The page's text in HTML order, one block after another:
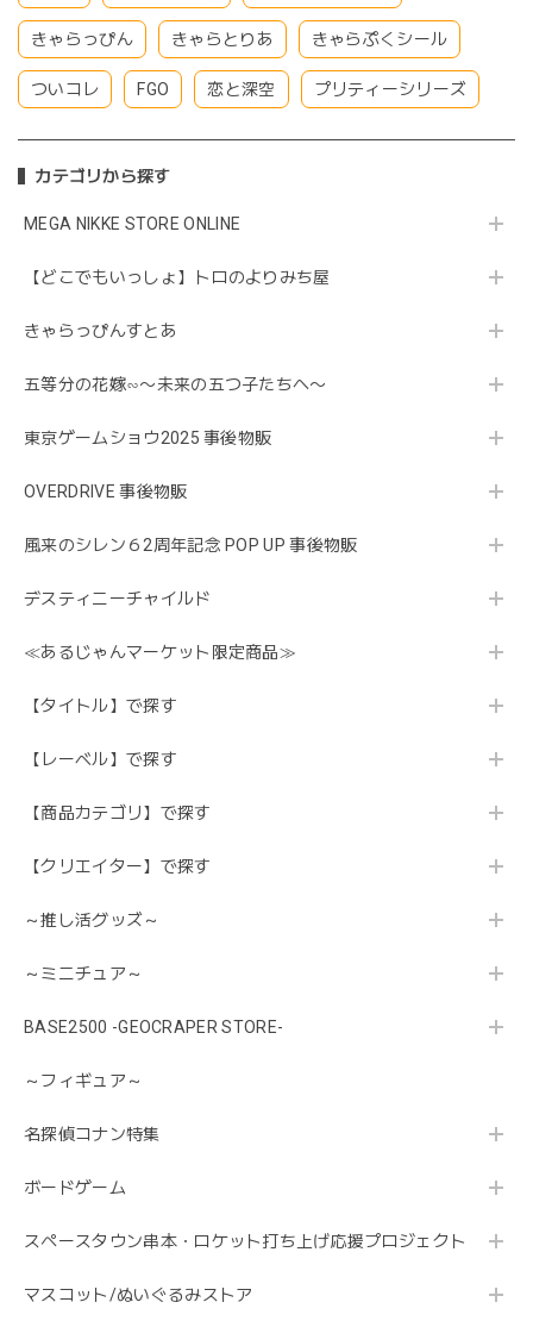
きゃらっぴん きゃらとりあ きゃらぷくシール
ついコレ FGO 恋と深空 プリティーシリーズ
カテゴリから探す
MEGA NIKKE STORE ONLINE
【どこでもいっしょ】トロのよりみち屋
きゃらっぴんすとあ
五等分の花嫁∽〜未来の五つ子たちへ〜
東京ゲームショウ2025 事後物販
OVERDRIVE 事後物販
風来のシレン６2周年記念 POP UP 事後物販
デスティニーチャイルド
≪あるじゃんマーケット限定商品≫
【タイトル】で探す
【レーベル】で探す
【商品カテゴリ】で探す
【クリエイター】で探す
～推し活グッズ～
～ミニチュア～
BASE2500 -GEOCRAPER STORE-
～フィギュア～
名探偵コナン特集
ボードゲーム
スペースタウン串本・ロケット打ち上げ応援プロジェクト
マスコット/ぬいぐるみストア